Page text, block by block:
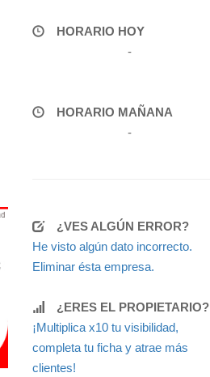
HORARIO HOY
-
HORARIO MAÑANA
-
¿VES ALGÚN ERROR?
He visto algún dato incorrecto.
Eliminar ésta empresa.
¿ERES EL PROPIETARIO?
¡Multiplica x10 tu visibilidad,
completa tu ficha y atrae más
clientes!